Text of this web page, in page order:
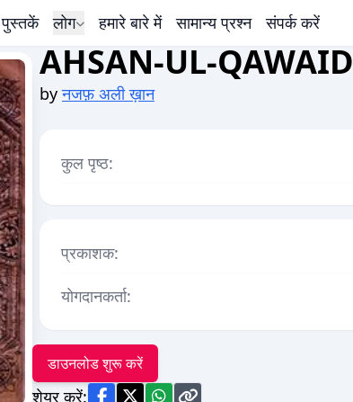
पुस्तकें लोग हमारे बारे में सामान्य प्रश्न संपर्क करें
AHSAN-UL-QAWAID
byनजफ़ अली ख़ान
कुल पृष्ठ:
प्रकाशक:
योगदानकर्ता:
डाउनलोड शुरू करें
शेयर करें: